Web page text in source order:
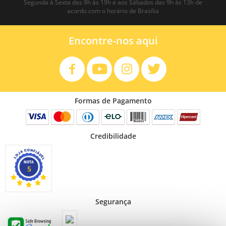
Segunda à Sexta das 9h às 19h e aos Sábados das 9h às 13h de
acordo com o horário de Brasília
Encontre-nos aqui
Formas de Pagamento
Credibilidade
5
Segurança